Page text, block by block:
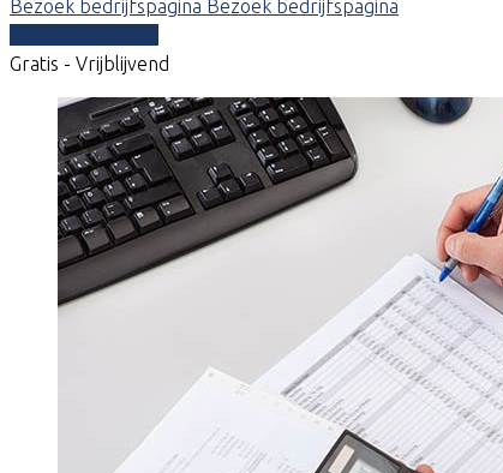
Bezoek bedrijfspagina Bezoek bedrijfspagina
Gratis - Vrijblijvend